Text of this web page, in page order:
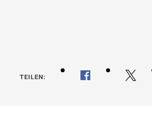
TEILEN: